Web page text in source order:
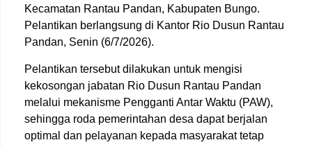
Kecamatan Rantau Pandan, Kabupaten Bungo.
Pelantikan berlangsung di Kantor Rio Dusun Rantau
Pandan, Senin (6/7/2026).
Pelantikan tersebut dilakukan untuk mengisi
kekosongan jabatan Rio Dusun Rantau Pandan
melalui mekanisme Pengganti Antar Waktu (PAW),
sehingga roda pemerintahan desa dapat berjalan
optimal dan pelayanan kepada masyarakat tetap